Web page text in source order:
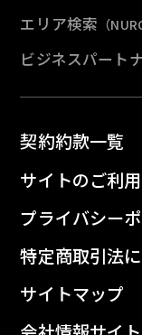
エリア検索 （
ビジネスパート
契約約款一覧
サイトのご利
プライバシー
特定商取引法
サイトマップ